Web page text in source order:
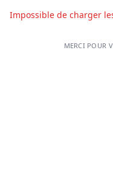
Impossible de charger
MERCI POUR